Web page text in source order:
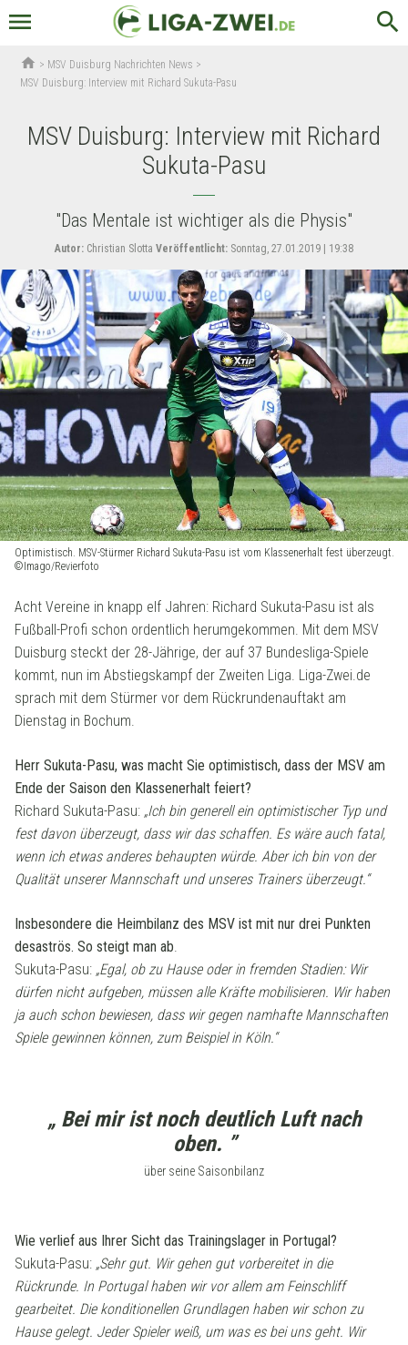
menu search
home > MSV Duisburg Nachrichten News >
MSV Duisburg: Interview mit Richard Sukuta-Pasu
MSV Duisburg: Interview mit Richard
Sukuta-Pasu
"Das Mentale ist wichtiger als die Physis"
Autor: Christian Slotta Veröffentlicht: Sonntag, 27.01.2019 | 19:38
Optimistisch. MSV-Stürmer Richard Sukuta-Pasu ist vom Klassenerhalt fest überzeugt.
©Imago/Revierfoto
Acht Vereine in knapp elf Jahren: Richard Sukuta-Pasu ist als
Fußball-Profi schon ordentlich herumgekommen. Mit dem MSV
Duisburg steckt der 28-Jährige, der auf 37 Bundesliga-Spiele
kommt, nun im Abstiegskampf der Zweiten Liga. Liga-Zwei.de
sprach mit dem Stürmer vor dem Rückrundenauftakt am
Dienstag in Bochum.
Herr Sukuta-Pasu, was macht Sie optimistisch, dass der MSV am
Ende der Saison den Klassenerhalt feiert?
Richard Sukuta-Pasu: „Ich bin generell ein optimistischer Typ und
fest davon überzeugt, dass wir das schaffen. Es wäre auch fatal,
wenn ich etwas anderes behaupten würde. Aber ich bin von der
Qualität unserer Mannschaft und unseres Trainers überzeugt.“
Insbesondere die Heimbilanz des MSV ist mit nur drei Punkten
desaströs. So steigt man ab.
Sukuta-Pasu: „Egal, ob zu Hause oder in fremden Stadien: Wir
dürfen nicht aufgeben, müssen alle Kräfte mobilisieren. Wir haben
ja auch schon bewiesen, dass wir gegen namhafte Mannschaften
Spiele gewinnen können, zum Beispiel in Köln.“
„ Bei mir ist noch deutlich Luft nach
oben. ”
über seine Saisonbilanz
Wie verlief aus Ihrer Sicht das Trainingslager in Portugal?
Sukuta-Pasu: „Sehr gut. Wir gehen gut vorbereitet in die
Rückrunde. In Portugal haben wir vor allem am Feinschliff
gearbeitet. Die konditionellen Grundlagen haben wir schon zu
Hause gelegt. Jeder Spieler weiß, um was es bei uns geht. Wir